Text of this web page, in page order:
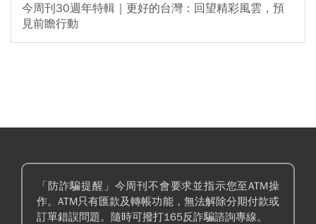
今周刊30週年特輯｜更好的台灣：回望精彩風雲，預
見前瞻行動
「防詐騙提醒」今周刊不會要求並指示您至ATM操
作。ATM只有匯款及轉帳功能，無法解除分期付款或
訂單錯誤問題。隨時可撥打165反詐騙諮詢專線。